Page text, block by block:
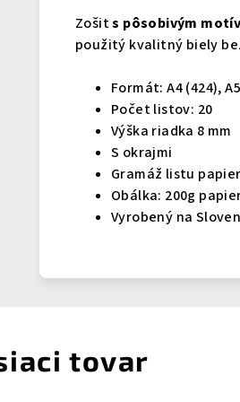
Zošits pôsobivým
použitý kvalitný biely
Formát: A4 (424),
Počet listov: 20
Výška riadka 8 mm
S okrajmi
Gramáž listu
Obálka: 200g
Vyrobený na
tovar